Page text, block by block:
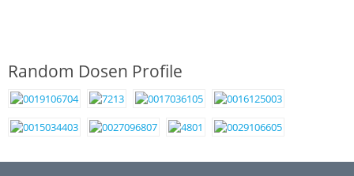
Random Dosen Profile